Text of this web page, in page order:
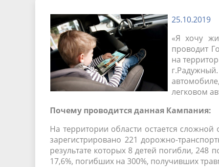
Градостроительная деятельность
условий труда
Координационные и совещательные
органы
Результаты проверок
25.10.2019
«Я хочу
проводит
на
легковом
Почему проводится данная Кампания:
На территории области остается
зарегистрировано 221 дорожно-
результате которых 8 детей погибли,
17,6%, погибших на 300%, получивших